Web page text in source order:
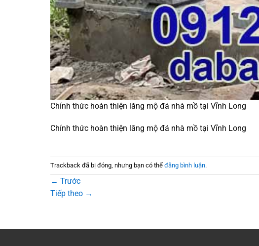
Chính thức hoàn thiện lăng mộ đá nhà mồ tại Vĩnh Long
Chính thức hoàn thiện lăng mộ đá nhà mồ tại Vĩnh Long
Trackback đã bị đóng, nhưng bạn có thể đăng bình luận.
← Trước
Tiếp theo →